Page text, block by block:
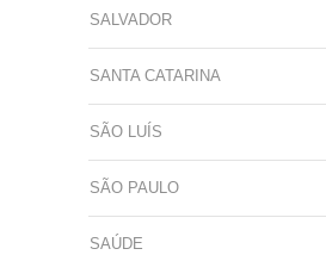
SALVADOR
SANTA CATARINA
SÃO LUÍS
SÃO PAULO
SAÚDE